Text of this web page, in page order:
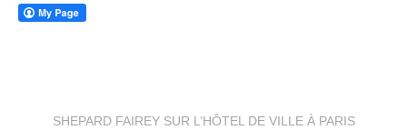
SHEPARD FAIREY SUR L’HÔTEL DE VILLE À PARIS